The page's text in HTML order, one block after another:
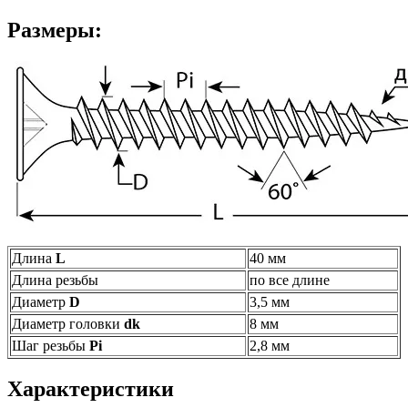
Размеры:
Длина L
40 мм
Длина резьбы
по все длине
Диаметр D
3,5 мм
Диаметр головки dk
8 мм
Шаг резьбы Pi 2,8 мм
Характеристики